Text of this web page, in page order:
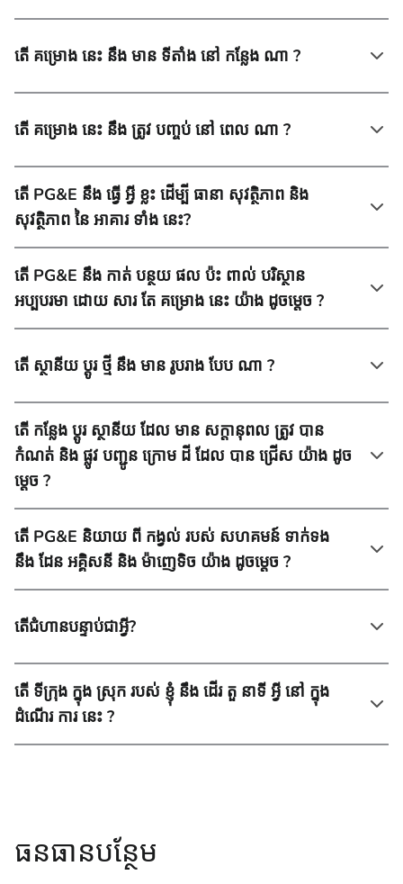
តើ គម្រោង នេះ នឹង មាន ទីតាំង នៅ កន្លែង ណា ?
តើ គម្រោង នេះ នឹង ត្រូវ បញ្ចប់ នៅ ពេល ណា ?
តើ PG&E នឹង ធ្វើ អ្វី ខ្លះ ដើម្បី ធានា សុវត្ថិភាព និង
សុវត្ថិភាព នៃ អាគារ ទាំង នេះ?
តើ PG&E នឹង កាត់ បន្ថយ ផល ប៉ះ ពាល់ បរិស្ថាន
អប្បបរមា ដោយ សារ តែ គម្រោង នេះ យ៉ាង ដូចម្ដេច ?
តើ ស្ថានីយ ប្ដូរ ថ្មី នឹង មាន រូបរាង បែប ណា ?
តើ កន្លែង ប្ដូរ ស្ថានីយ ដែល មាន សក្តានុពល ត្រូវ បាន
កំណត់ និង ផ្លូវ បញ្ជូន ក្រោម ដី ដែល បាន ជ្រើស យ៉ាង ដូច
ម្ដេច ?
តើ PG&E និយាយ ពី កង្វល់ របស់ សហគមន៍ ទាក់ទង
នឹង ដែន អគ្គិសនី និង ម៉ាញេទិច យ៉ាង ដូចម្ដេច ?
តើជំហានបន្ទាប់ជាអ្វី?
តើ ទីក្រុង ក្នុង ស្រុក របស់ ខ្ញុំ នឹង ដើរ តួ នាទី អ្វី នៅ ក្នុង
ដំណើរ ការ នេះ ?
ធនធានបន្ថែម